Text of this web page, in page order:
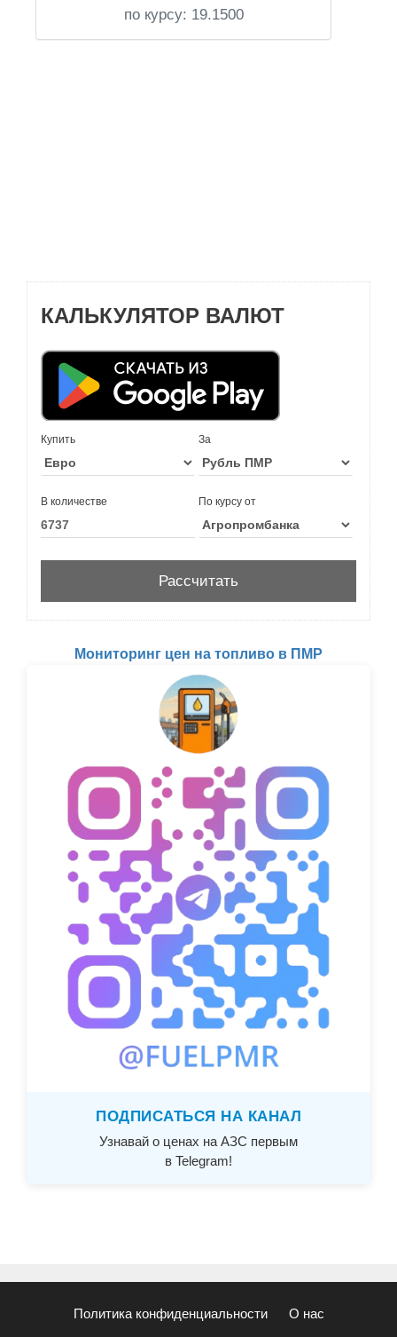
по курсу: 19.1500
КАЛЬКУЛЯТОР ВАЛЮТ
Купить За
В количестве По курсу от
Мониторинг цен на топливо в ПМР
ПОДПИСАТЬСЯ НА КАНАЛ
Узнавай о ценах на АЗС первым
в Telegram!
Политика конфиденциальности О нас